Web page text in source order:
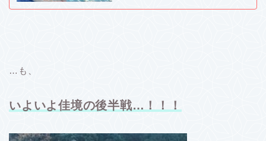
…も、
いよいよ佳境の後半戦…！！！